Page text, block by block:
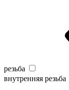
резьба
внутренняя резьба